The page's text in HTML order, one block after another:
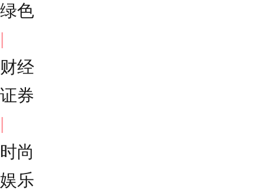
绿色
|
财经
证券
|
时尚
娱乐